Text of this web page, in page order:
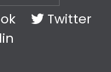
Twitter